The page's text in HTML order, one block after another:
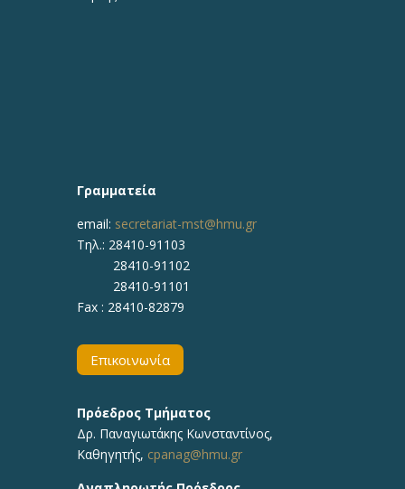
Γραμματεία
email: secretariat-mst@hmu.gr
Τηλ.: 28410-91103
28410-91102
28410-91101
Fax : 28410-82879
Επικοινωνία
Πρόεδρος Τμήματος
Δρ. Παναγιωτάκης Κωνσταντίνος,
Καθηγητής, cpanag@hmu.gr